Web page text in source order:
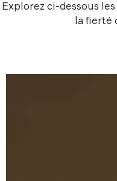
Explorez ci-dessous
la fierté